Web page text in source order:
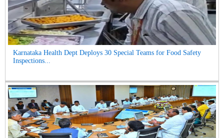
Karnataka Health Dept Deploys 30 Special Teams for Food Safety
Inspections...